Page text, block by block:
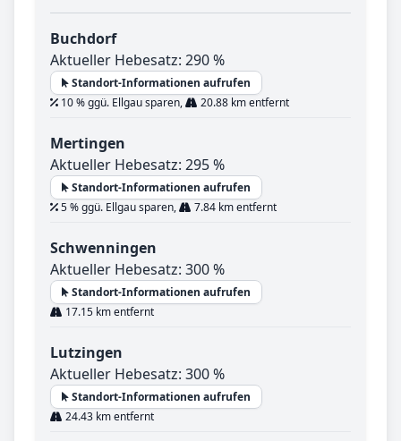
Buchdorf
Aktueller Hebesatz: 290 %
Standort-Informationen aufrufen
10 % ggü. Ellgau sparen,
20.88 km entfernt
Mertingen
Aktueller Hebesatz: 295 %
Standort-Informationen aufrufen
5 % ggü. Ellgau sparen,
7.84 km entfernt
Schwenningen
Aktueller Hebesatz: 300 %
Standort-Informationen aufrufen
17.15 km entfernt
Lutzingen
Aktueller Hebesatz: 300 %
Standort-Informationen aufrufen
24.43 km entfernt